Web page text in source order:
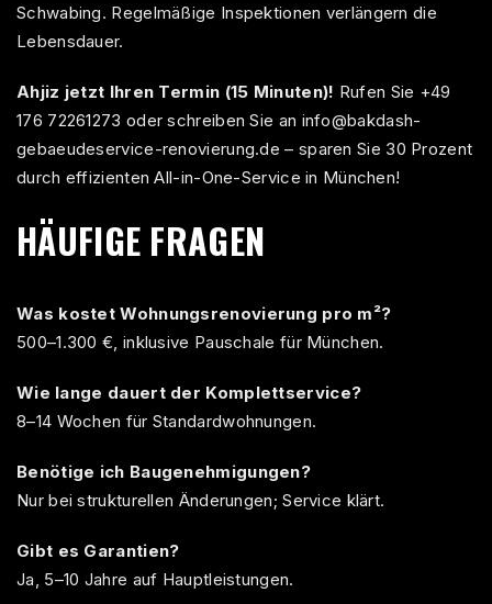
Schwabing. Regelmäßige Inspektionen verlängern die
Lebensdauer.
Ahjiz jetzt Ihren Termin (15 Minuten)! Rufen Sie +49
176 72261273 oder schreiben Sie an info@bakdash-
gebaeudeservice-renovierung.de – sparen Sie 30 Prozent
durch effizienten All-in-One-Service in München!
HÄUFIGE FRAGEN
Was kostet Wohnungsrenovierung pro m²?
500–1.300 €, inklusive Pauschale für München.
Wie lange dauert der Komplettservice?
8–14 Wochen für Standardwohnungen.
Benötige ich Baugenehmigungen?
Nur bei strukturellen Änderungen; Service klärt.
Gibt es Garantien?
Ja, 5–10 Jahre auf Hauptleistungen.